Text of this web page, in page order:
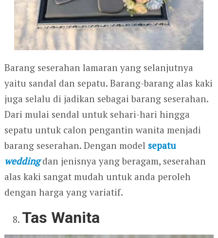
Barang seserahan lamaran yang selanjutnya
yaitu sandal dan sepatu. Barang-barang alas kaki
juga selalu di jadikan sebagai barang seserahan.
Dari mulai sendal untuk sehari-hari hingga
sepatu untuk calon pengantin wanita menjadi
barang seserahan. Dengan model sepatu
weddingdan jenisnya yang beragam, seserahan
alas kaki sangat mudah untuk anda peroleh
dengan harga yang variatif.
Tas Wanita